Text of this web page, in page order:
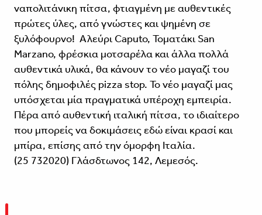
ναπολιτάνικη πίτσα, φτιαγμένη με αυθεντικές
πρώτες ύλες, από γνώστες και ψημένη σε
ξυλόφουρνο! Αλεύρι Caputo, Τοματάκι San
Marzano, φρέσκια μοτσαρέλα και άλλα πολλά
αυθεντικά υλικά, θα κάνουν το νέο μαγαζί του
πόλης δημοφιλές pizza stop. Το νέο μαγαζί μας
υπόσχεται μία πραγματικά υπέροχη εμπειρία.
Πέρα από αυθεντική ιταλική πίτσα, το ιδιαίτερο
που μπορείς να δοκιμάσεις εδώ είναι κρασί και
μπίρα, επίσης από την όμορφη Ιταλία.
(25 732020) Γλάσδτωνος 142, Λεμεσός.